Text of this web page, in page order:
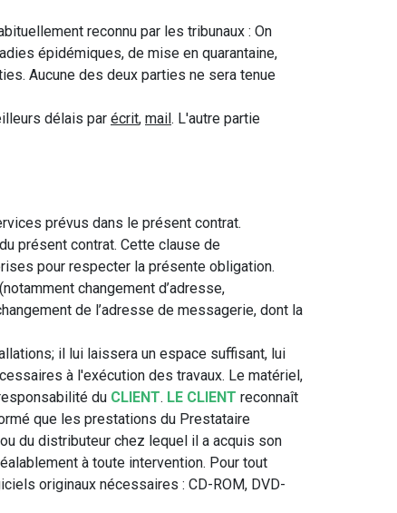
reconnu par les tribunaux : On
épidémiques, de mise en quarantaine,
Aucune des deux parties ne sera tenue
délais par écrit, mail. L'autre partie
prévus dans le présent contrat.
présent contrat. Cette clause de
pour respecter la présente obligation.
changement d’adresse,
de l’adresse de messagerie, dont la
il lui laissera un espace suffisant, lui
à l'exécution des travaux. Le matériel,
du CLIENT. LE CLIENT reconnaît
que les prestations du Prestataire
du distributeur chez lequel il a acquis son
à toute intervention. Pour tout
originaux nécessaires : CD-ROM, DVD-